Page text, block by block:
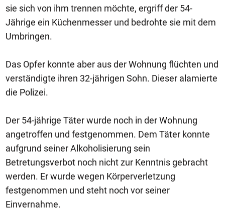
sie sich von ihm trennen möchte, ergriff der 54-
Jährige ein Küchenmesser und bedrohte sie mit dem
Umbringen.
Das Opfer konnte aber aus der Wohnung flüchten und
verständigte ihren 32-jährigen Sohn. Dieser alamierte
die Polizei.
Der 54-jährige Täter wurde noch in der Wohnung
angetroffen und festgenommen. Dem Täter konnte
aufgrund seiner Alkoholisierung sein
Betretungsverbot noch nicht zur Kenntnis gebracht
werden. Er wurde wegen Körperverletzung
festgenommen und steht noch vor seiner
Einvernahme.